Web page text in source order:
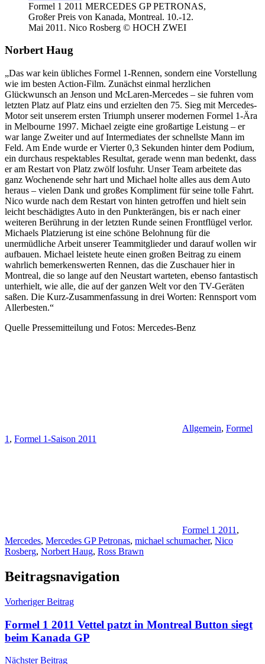
Formel 1 2011 MERCEDES GP PETRONAS,
Großer Preis von Kanada, Montreal. 10.-12.
Mai 2011. Nico Rosberg © HOCH ZWEI
Norbert Haug
„Das war kein übliches Formel 1-Rennen, sondern eine Vorstellung
wie im besten Action-Film. Zunächst einmal herzlichen
Glückwunsch an Jenson und McLaren-Mercedes – sie fuhren vom
letzten Platz auf Platz eins und erzielten den 75. Sieg mit Mercedes-
Motor seit unserem ersten Triumph unserer modernen Formel 1-Ära
in Melbourne 1997. Michael zeigte eine großartige Leistung – er
war lange Zweiter und auf Intermediates der schnellste Mann im
Feld. Am Ende wurde er Vierter 0,3 Sekunden hinter dem Podium,
ein durchaus respektables Resultat, gerade wenn man bedenkt, dass
er am Restart von Platz zwölf losfuhr. Unser Team arbeitete das
ganz Wochenende sehr hart und Michael holte alles aus dem Auto
heraus – vielen Dank und großes Kompliment für seine tolle Fahrt.
Nico wurde nach dem Restart von hinten getroffen und hielt sein
leicht beschädigtes Auto in den Punkterängen, bis er nach einer
weiteren Berührung in der letzten Runde seinen Frontflügel verlor.
Michaels Platzierung ist eine schöne Belohnung für die
unermüdliche Arbeit unserer Teammitglieder und darauf wollen wir
aufbauen. Michael leistete heute einen großen Beitrag zu einem
wahrlich bemerkenswerten Rennen, das die Zuschauer hier in
Montreal, die so lange auf den Neustart warteten, ebenso fantastisch
unterhielt, wie alle, die auf der ganzen Welt vor den TV-Geräten
saßen. Die Kurz-Zusammenfassung in drei Worten: Rennsport vom
Allerbesten.“
Quelle Pressemitteilung und Fotos: Mercedes-Benz
Allgemein, Formel
1 , Formel 1-Saison 2011
Formel 1 2011 ,
Mercedes, Mercedes GP Petronas, michael schumacher, Nico
Rosberg, Norbert Haug, Ross Brawn
Beitragsnavigation
Vorheriger Beitrag
Formel 1 2011 Vettel patzt in Montreal Button siegt
beim Kanada GP
Nächster Beitrag